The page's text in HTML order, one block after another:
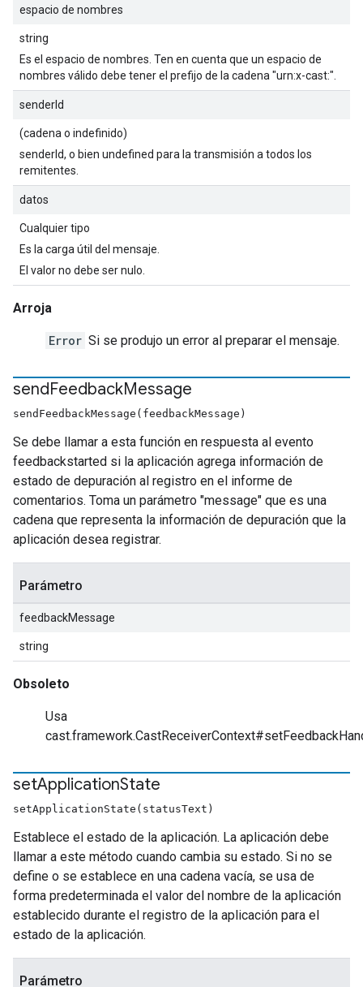
espacio de nombres
string
Es el espacio de nombres. Ten en cuenta que un espacio de
nombres válido debe tener el prefijo de la cadena "urn:x-cast:".
senderId
(cadena o indefinido)
senderId, o bien undefined para la transmisión a todos los
remitentes.
datos
Cualquier tipo
Es la carga útil del mensaje.
El valor no debe ser nulo.
Arroja
Error Si se produjo un error al preparar el mensaje.
sendFeedbackMessage
sendFeedbackMessage(feedbackMessage)
Se debe llamar a esta función en respuesta al evento
feedbackstarted si la aplicación agrega información de
estado de depuración al registro en el informe de
comentarios. Toma un parámetro "message" que es una
cadena que representa la información de depuración que la
aplicación desea registrar.
Parámetro
feedbackMessage
string
Obsoleto
Usa
setApplicationState
setApplicationState(statusText)
Establece el estado de la aplicación. La aplicación debe
llamar a este método cuando cambia su estado. Si no se
define o se establece en una cadena vacía, se usa de
forma predeterminada el valor del nombre de la aplicación
establecido durante el registro de la aplicación para el
estado de la aplicación.
Parámetro